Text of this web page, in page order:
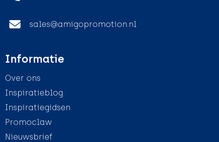
sales@amigopromotion.nl
Informatie
Over ons
Inspiratieblog
Inspiratiegidsen
Promoclaw
Nieuwsbrief